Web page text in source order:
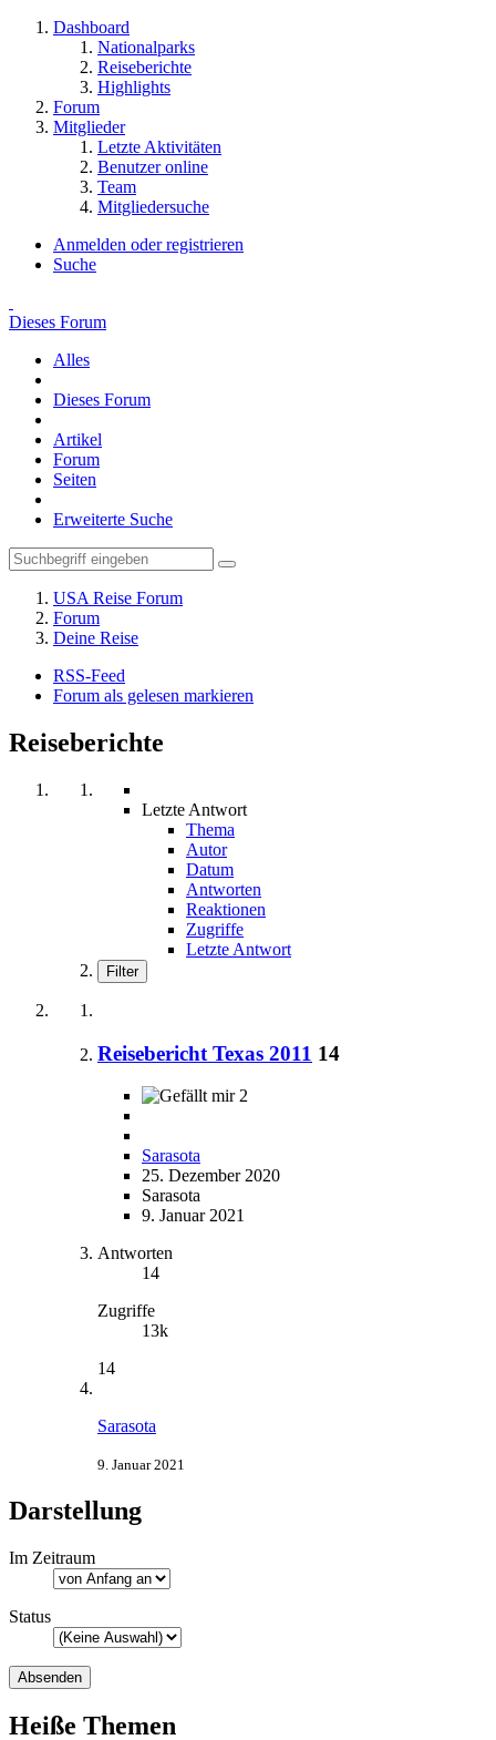
Dashboard
Nationalparks
Reiseberichte
Highlights
Forum
Mitglieder
Letzte Aktivitäten
Benutzer online
Team
Mitgliedersuche
Anmelden oder registrieren
Suche
Dieses Forum
Alles
Dieses Forum
Artikel
Forum
Seiten
Erweiterte Suche
USA Reise Forum
Forum
Deine Reise
RSS-Feed
Forum als gelesen markieren
Reiseberichte
Letzte Antwort
Thema
Autor
Datum
Antworten
Reaktionen
Zugriffe
Letzte Antwort
Filter
Reisebericht Texas 2011 14
2
Sarasota
25. Dezember 2020
Sarasota
9. Januar 2021
Antworten
14
Zugriffe
13k
14
Sarasota
9. Januar 2021
Darstellung
Im Zeitraum
Status
Heiße Themen